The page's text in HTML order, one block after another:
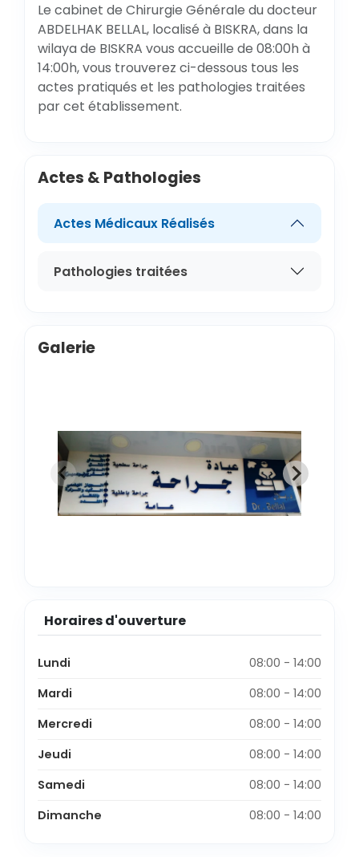
Le cabinet de Chirurgie Générale du docteur
ABDELHAK BELLAL, localisé à BISKRA, dans la
wilaya de BISKRA vous accueille de 08:00h à
14:00h, vous trouverez ci-dessous tous les
actes pratiqués et les pathologies traitées
par cet établissement.
Actes & Pathologies
Actes Médicaux Réalisés
Pathologies traitées
Galerie
Horaires d'ouverture
Lundi
08:00 - 14:00
Mardi
08:00 - 14:00
Mercredi
08:00 - 14:00
Jeudi
08:00 - 14:00
Samedi
08:00 - 14:00
Dimanche
08:00 - 14:00